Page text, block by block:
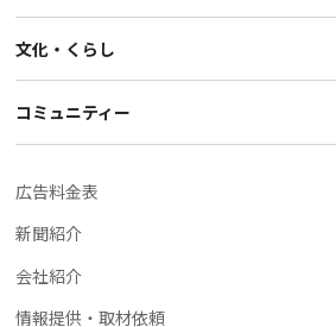
文化・くらし
コミュニティー
広告料金表
新聞紹介
会社紹介
情報提供・取材依頼